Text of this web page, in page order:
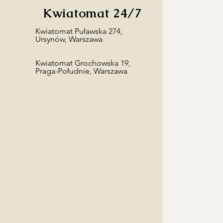
Kwiatomat 24/7
​Kwiatomat Puławska 274,
Ursynów, Warszawa
Kwiatomat Grochowska 19,
Praga-Południe, Warszawa